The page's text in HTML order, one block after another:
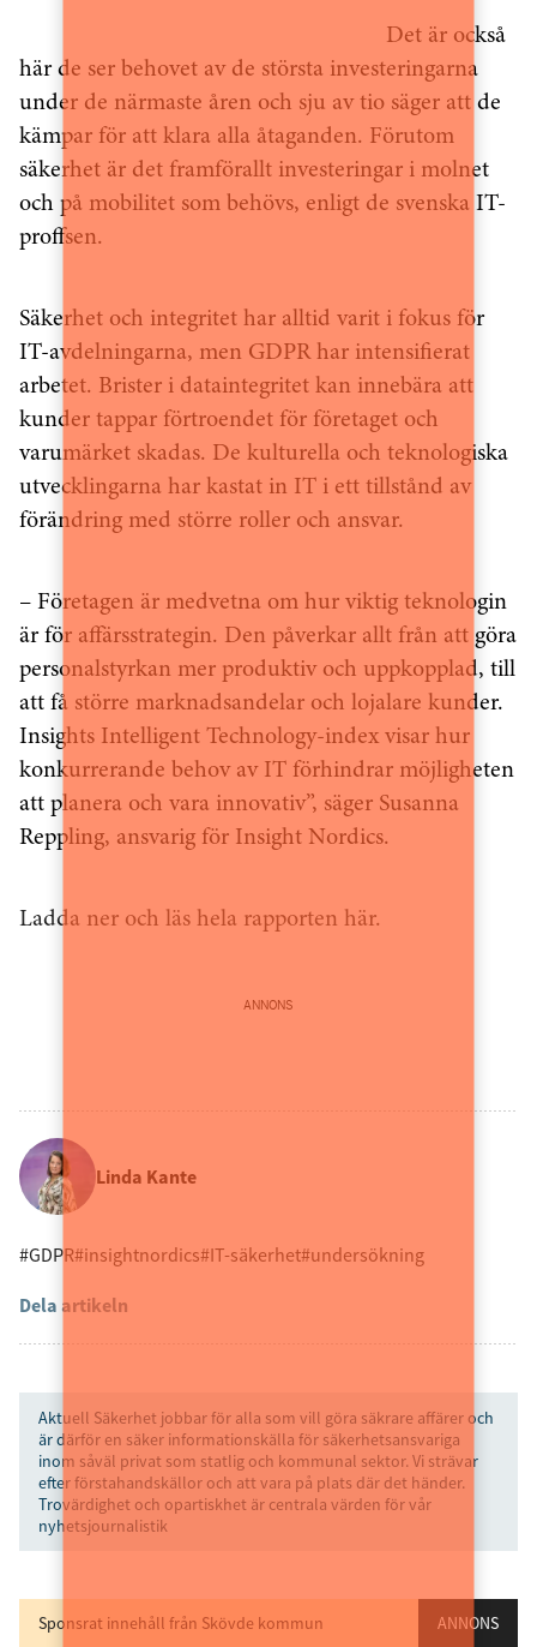
Det är också
här de ser behovet av de största investeringarna
under de närmaste åren och sju av tio säger att de
kämpar för att klara alla åtaganden. Förutom
säkerhet är det framförallt investeringar i molnet
och på mobilitet som behövs, enligt de svenska IT-
proffsen.
Säkerhet och integritet har alltid varit i fokus för
IT-avdelningarna, men GDPR har intensifierat
arbetet. Brister i dataintegritet kan innebära att
kunder tappar förtroendet för företaget och
varumärket skadas. De kulturella och teknologiska
utvecklingarna har kastat in IT i ett tillstånd av
förändring med större roller och ansvar.
– Företagen är medvetna om hur viktig teknologin
är för affärsstrategin. Den påverkar allt från att göra
personalstyrkan mer produktiv och uppkopplad, till
att få större marknadsandelar och lojalare kunder.
Insights Intelligent Technology-index visar hur
konkurrerande behov av IT förhindrar möjligheten
att planera och vara innovativ”, säger Susanna
Reppling, ansvarig för Insight Nordics.
Ladda ner och läs hela rapporten här.
ANNONS
Linda Kante
#GDPR#insightnordics#IT-säkerhet#undersökning
Dela artikeln
Aktuell Säkerhet jobbar för alla som vill göra säkrare affärer och
är därför en säker informationskälla för säkerhetsansvariga
inom såväl privat som statlig och kommunal sektor. Vi strävar
efter förstahandskällor och att vara på plats där det händer.
Trovärdighet och opartiskhet är centrala värden för vår
nyhetsjournalistik
Sponsrat innehåll från Skövde kommun ANNONS